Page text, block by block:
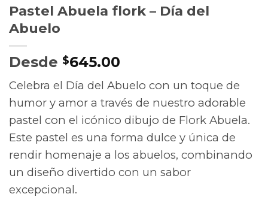
Pastel Abuela flork – Día del
Abuelo
Desde $645.00
Celebra el Día del Abuelo con un toque de
humor y amor a través de nuestro adorable
pastel con el icónico dibujo de Flork Abuela.
Este pastel es una forma dulce y única de
rendir homenaje a los abuelos, combinando
un diseño divertido con un sabor
excepcional.